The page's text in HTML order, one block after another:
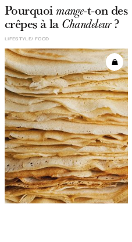
Pourquoi mange-t-on des
crêpes à la Chandeleur?
FOOD
LIFESTYLE